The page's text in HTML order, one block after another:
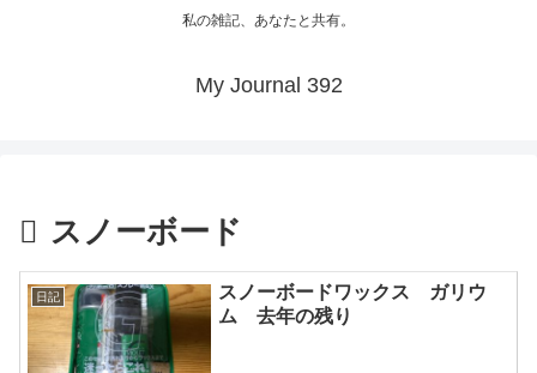
私の雑記、あなたと共有。
My Journal 392
スノーボード
日記
スノーボードワックス ガリウ
ム 去年の残り